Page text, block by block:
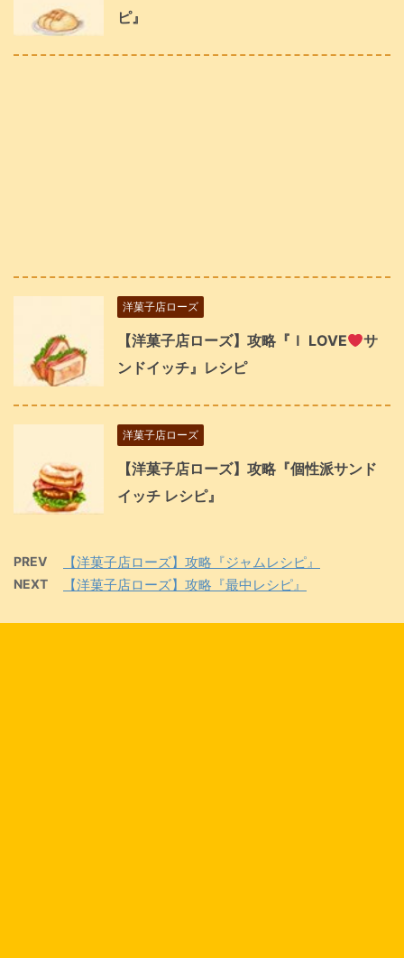
ピ』
洋菓子店ローズ
【洋菓子店ローズ】攻略『Ｉ LOVE
サ
ンドイッチ』レシピ
洋菓子店ローズ
【洋菓子店ローズ】攻略『個性派サンド
イッチ レシピ』
PREV 【洋菓子店ローズ】攻略『ジャムレシピ』
NEXT 【洋菓子店ローズ】攻略『最中レシピ』